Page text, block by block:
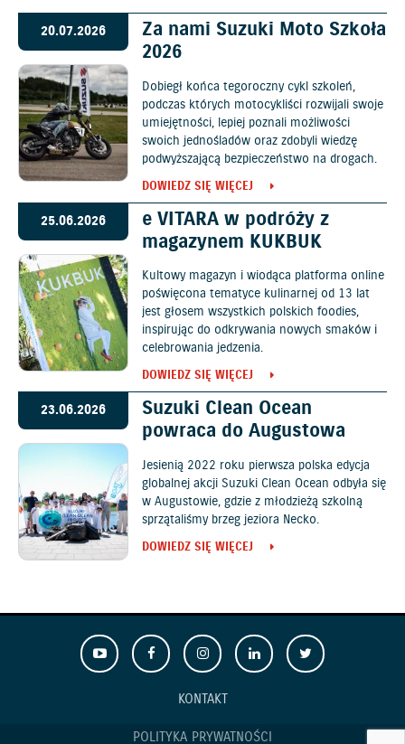
20.07.2026
Za nami Suzuki Moto Szkoła
2026
Dobiegł końca tegoroczny cykl szkoleń,
podczas których motocykliści rozwijali swoje
umiejętności, lepiej poznali możliwości
swoich jednośladów oraz zdobyli wiedzę
podwyższającą bezpieczeństwo na drogach.
DOWIEDZ SIĘ WIĘCEJ
25.06.2026
e VITARA w podróży z
magazynem KUKBUK
Kultowy magazyn i wiodąca platforma online
poświęcona tematyce kulinarnej od 13 lat
jest głosem wszystkich polskich foodies,
inspirując do odkrywania nowych smaków i
celebrowania jedzenia.
DOWIEDZ SIĘ WIĘCEJ
23.06.2026
Suzuki Clean Ocean
powraca do Augustowa
Jesienią 2022 roku pierwsza polska edycja
globalnej akcji Suzuki Clean Ocean odbyła się
w Augustowie, gdzie z młodzieżą szkolną
sprzątaliśmy brzeg jeziora Necko.
DOWIEDZ SIĘ WIĘCEJ
KONTAKT
POLITYKA PRYWATNOŚCI